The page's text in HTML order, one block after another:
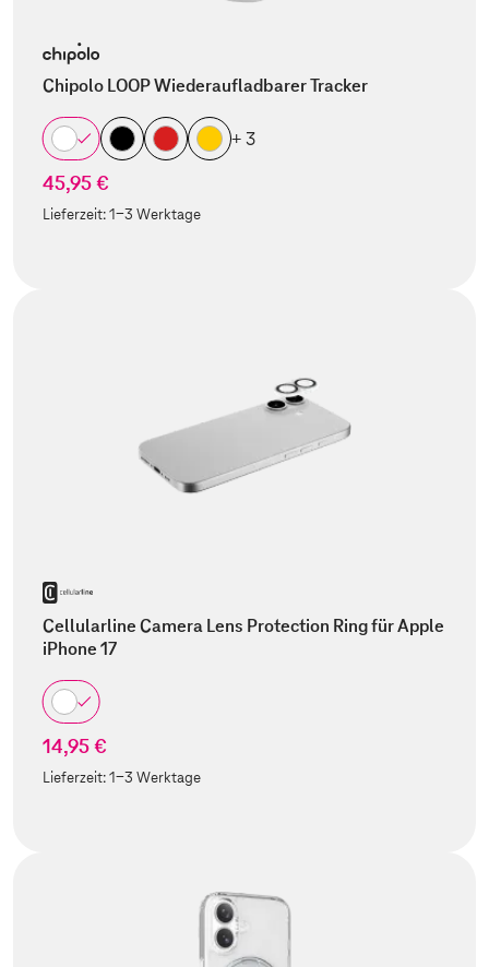
Chipolo LOOP Wiederaufladbarer Tracker
+ 3
45,95 €
Lieferzeit:1-3 Werktage
Cellularline Camera Lens Protection Ring für Apple
iPhone 17
14,95 €
Lieferzeit:1-3 Werktage